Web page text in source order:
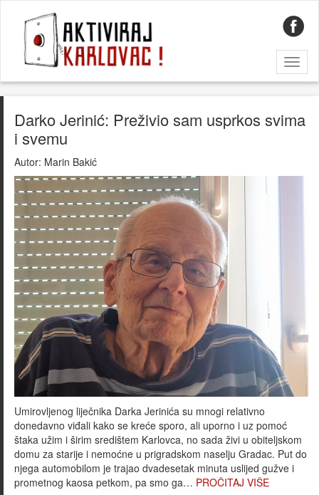
Darko Jerinić: Preživio sam usprkos svima
i svemu
Autor: Marin Bakić
Umirovljenog liječnika Darka Jerinića su mnogi relativno
donedavno viđali kako se kreće sporo, ali uporno i uz pomoć
štaka užim i širim središtem Karlovca, no sada živi u obiteljskom
domu za starije i nemoćne u prigradskom naselju Gradac. Put do
njega automobilom je trajao dvadesetak minuta uslijed gužve i
prometnog kaosa petkom, pa smo ga… PROČITAJ VIŠE